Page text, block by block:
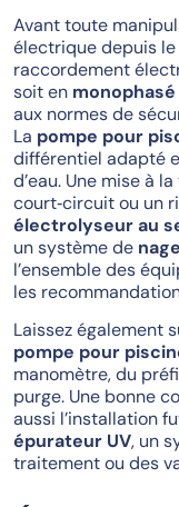
Avant toute
électrique depuis le
raccordement
soit en monophasé
aux normes de
La pompe pour
différentiel adapté
d’eau. Une mise à
court‑circuit ou un
électrolyseur au
un système de
l’ensemble des
les
Laissez également
pompe pour
manomètre, du
purge. Une bonne
aussi l’installation
épurateur UV, un
traitement ou des